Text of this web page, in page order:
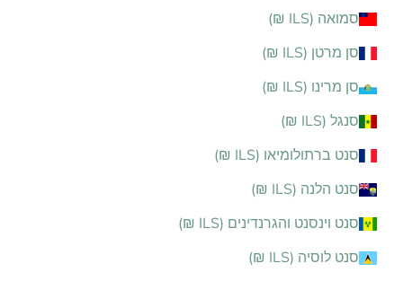
סמואה (ILS ₪)
סן מרטן (ILS ₪)
סן מרינו (ILS ₪)
סנגל (ILS ₪)
סנט ברתולומיאו (ILS ₪)
סנט הלנה (ILS ₪)
סנט וינסנט והגרנדינים (ILS ₪)
סנט לוסיה (ILS ₪)